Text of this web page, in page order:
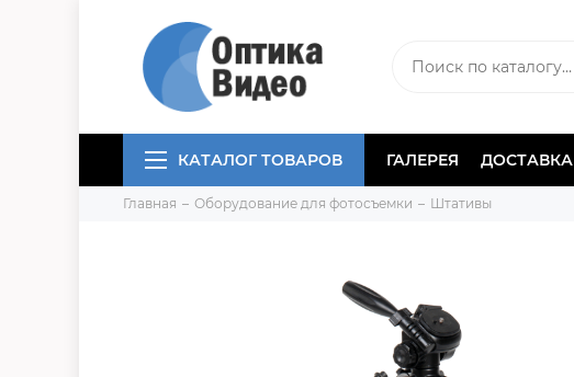
КАТАЛОГ ТОВАРОВ ГАЛЕРЕЯ ДОСТАВКА
Главная Оборудование для фотосъемки Штативы